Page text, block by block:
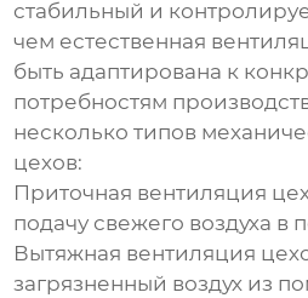
стабильный и
чем естественная
быть адаптирована к
потребностям
несколько типов
цехов:
Приточная вентиляция
подачу свежего воздуха в
Вытяжная вентиляция
загрязненный воздух из